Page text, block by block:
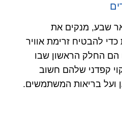
שבע, מנקים את
להבטיח זרימת אוויר
הם החלק הראשון שבו
קפדני שלהם חשוב
ועל בריאות המשתמשים.